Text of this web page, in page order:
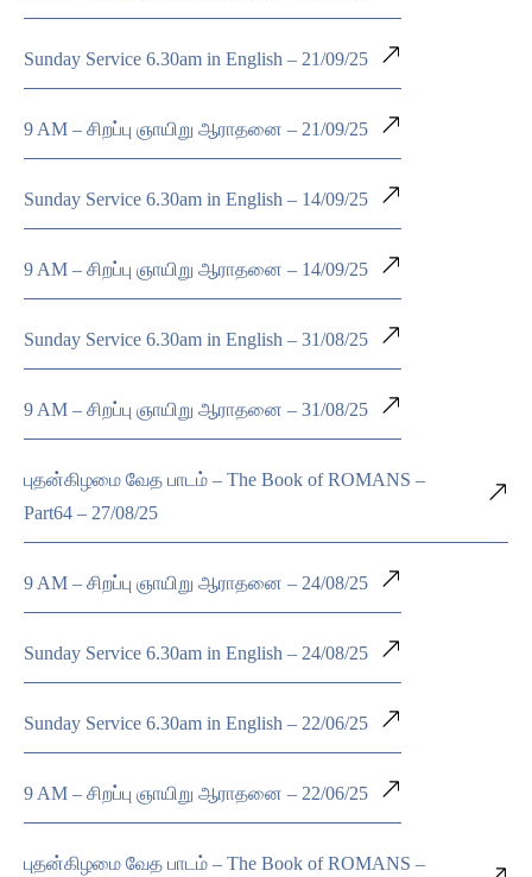
Sunday Service 6.30am in English – 21/09/25
9 AM – சிறப்பு ஞாயிறு ஆராதனை – 21/09/25
Sunday Service 6.30am in English – 14/09/25
9 AM – சிறப்பு ஞாயிறு ஆராதனை – 14/09/25
Sunday Service 6.30am in English – 31/08/25
9 AM – சிறப்பு ஞாயிறு ஆராதனை – 31/08/25
புதன்கிழமை வேத பாடம் – The Book of ROMANS –
Part64 – 27/08/25
9 AM – சிறப்பு ஞாயிறு ஆராதனை – 24/08/25
Sunday Service 6.30am in English – 24/08/25
Sunday Service 6.30am in English – 22/06/25
9 AM – சிறப்பு ஞாயிறு ஆராதனை – 22/06/25
புதன்கிழமை வேத பாடம் – The Book of ROMANS –